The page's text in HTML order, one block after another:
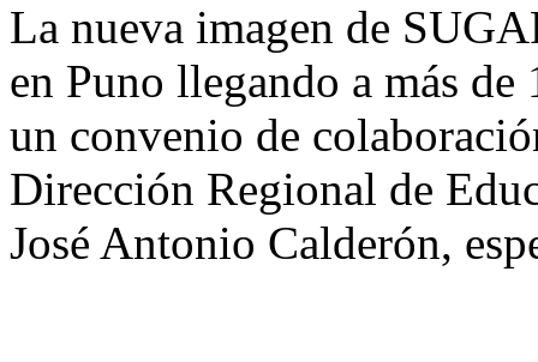
La nueva imagen de
en Puno llegando a más de
un convenio de
Dirección Regional de
José Antonio Calderón,